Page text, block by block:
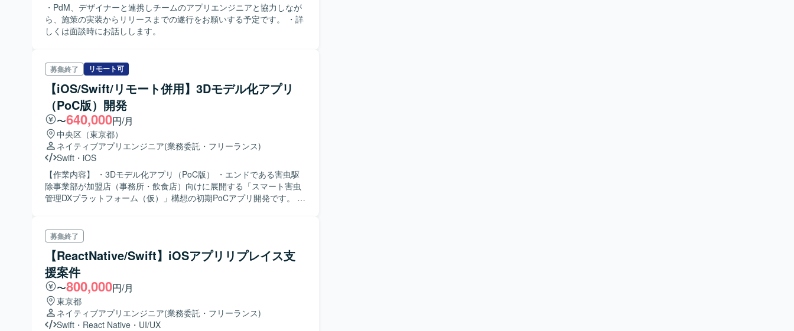
・PdM、デザイナーと連携しチームのアプリエンジニアと協力しなが
ら、施策の実装からリリースまでの遂行をお願いする予定です。 ・詳
しくは面談時にお話しします。
募集終了 リモート可
【iOS/Swift/リモート併用】3Dモデル化アプリ
（PoC版）開発
〜640,000円/月
中央区（東京都）
ネイティブアプリエンジニア(業務委託・フリーランス)
Swift ・ iOS
【作業内容】 ・3Dモデル化アプリ（PoC版） ・エンドである害虫駆
除事業部が加盟店（事務所・飲食店）向けに展開する「スマート害虫
管理DXプラットフォーム（仮）」構想の初期PoCアプリ開発です。 ・
図面の登録）、点検箇所登録までで基本的な表示機能など、コア機能
に絞ったアプリを開発予定です。 ・3Dモデル化アプリ（PoC版）のイ
メージは、iPhone PROのLiderカメラを活用して、加盟店（事務所・
飲食店）の簡易的な3D図面を作成し、Apple RoomPlan APIを使用し
て開発します。 【ポジションの魅力】 ・リーダーがいるので、メンバ
ーとして安心して動けます。 【開発環境】 ・Swift, Apple RoomPlan
API
募集終了
【ReactNative/Swift】iOSアプリリプレイス支
援案件
〜800,000円/月
東京都
ネイティブアプリエンジニア(業務委託・フリーランス)
Swift ・ React Native ・ UI/UX